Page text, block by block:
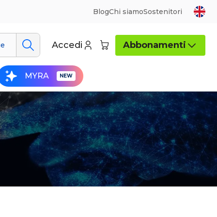
BlogChi siamoSostenitori
Accedi Abbonamenti
MYRA